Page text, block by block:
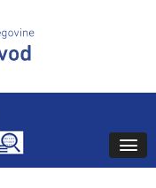
Search